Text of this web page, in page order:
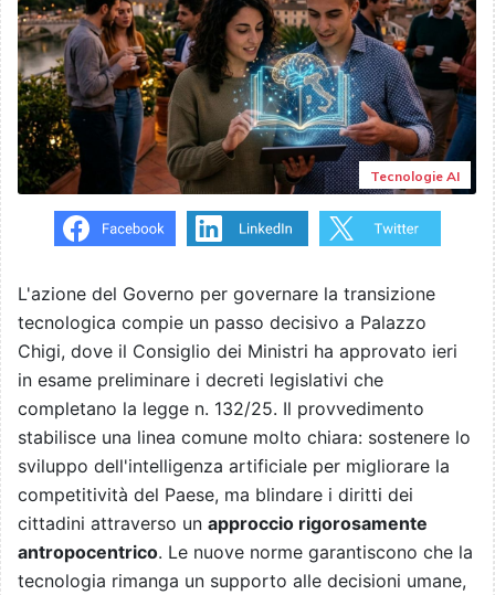
Tecnologie AI
L'azione del Governo per governare la transizione
tecnologica compie un passo decisivo a Palazzo
Chigi, dove il Consiglio dei Ministri ha approvato ieri
in esame preliminare i decreti legislativi che
completano la legge n. 132/25. Il provvedimento
stabilisce una linea comune molto chiara: sostenere lo
sviluppo dell'intelligenza artificiale per migliorare la
competitività del Paese, ma blindare i diritti dei
cittadini attraverso un approccio rigorosamente
antropocentrico. Le nuove norme garantiscono che la
tecnologia rimanga un supporto alle decisioni umane,